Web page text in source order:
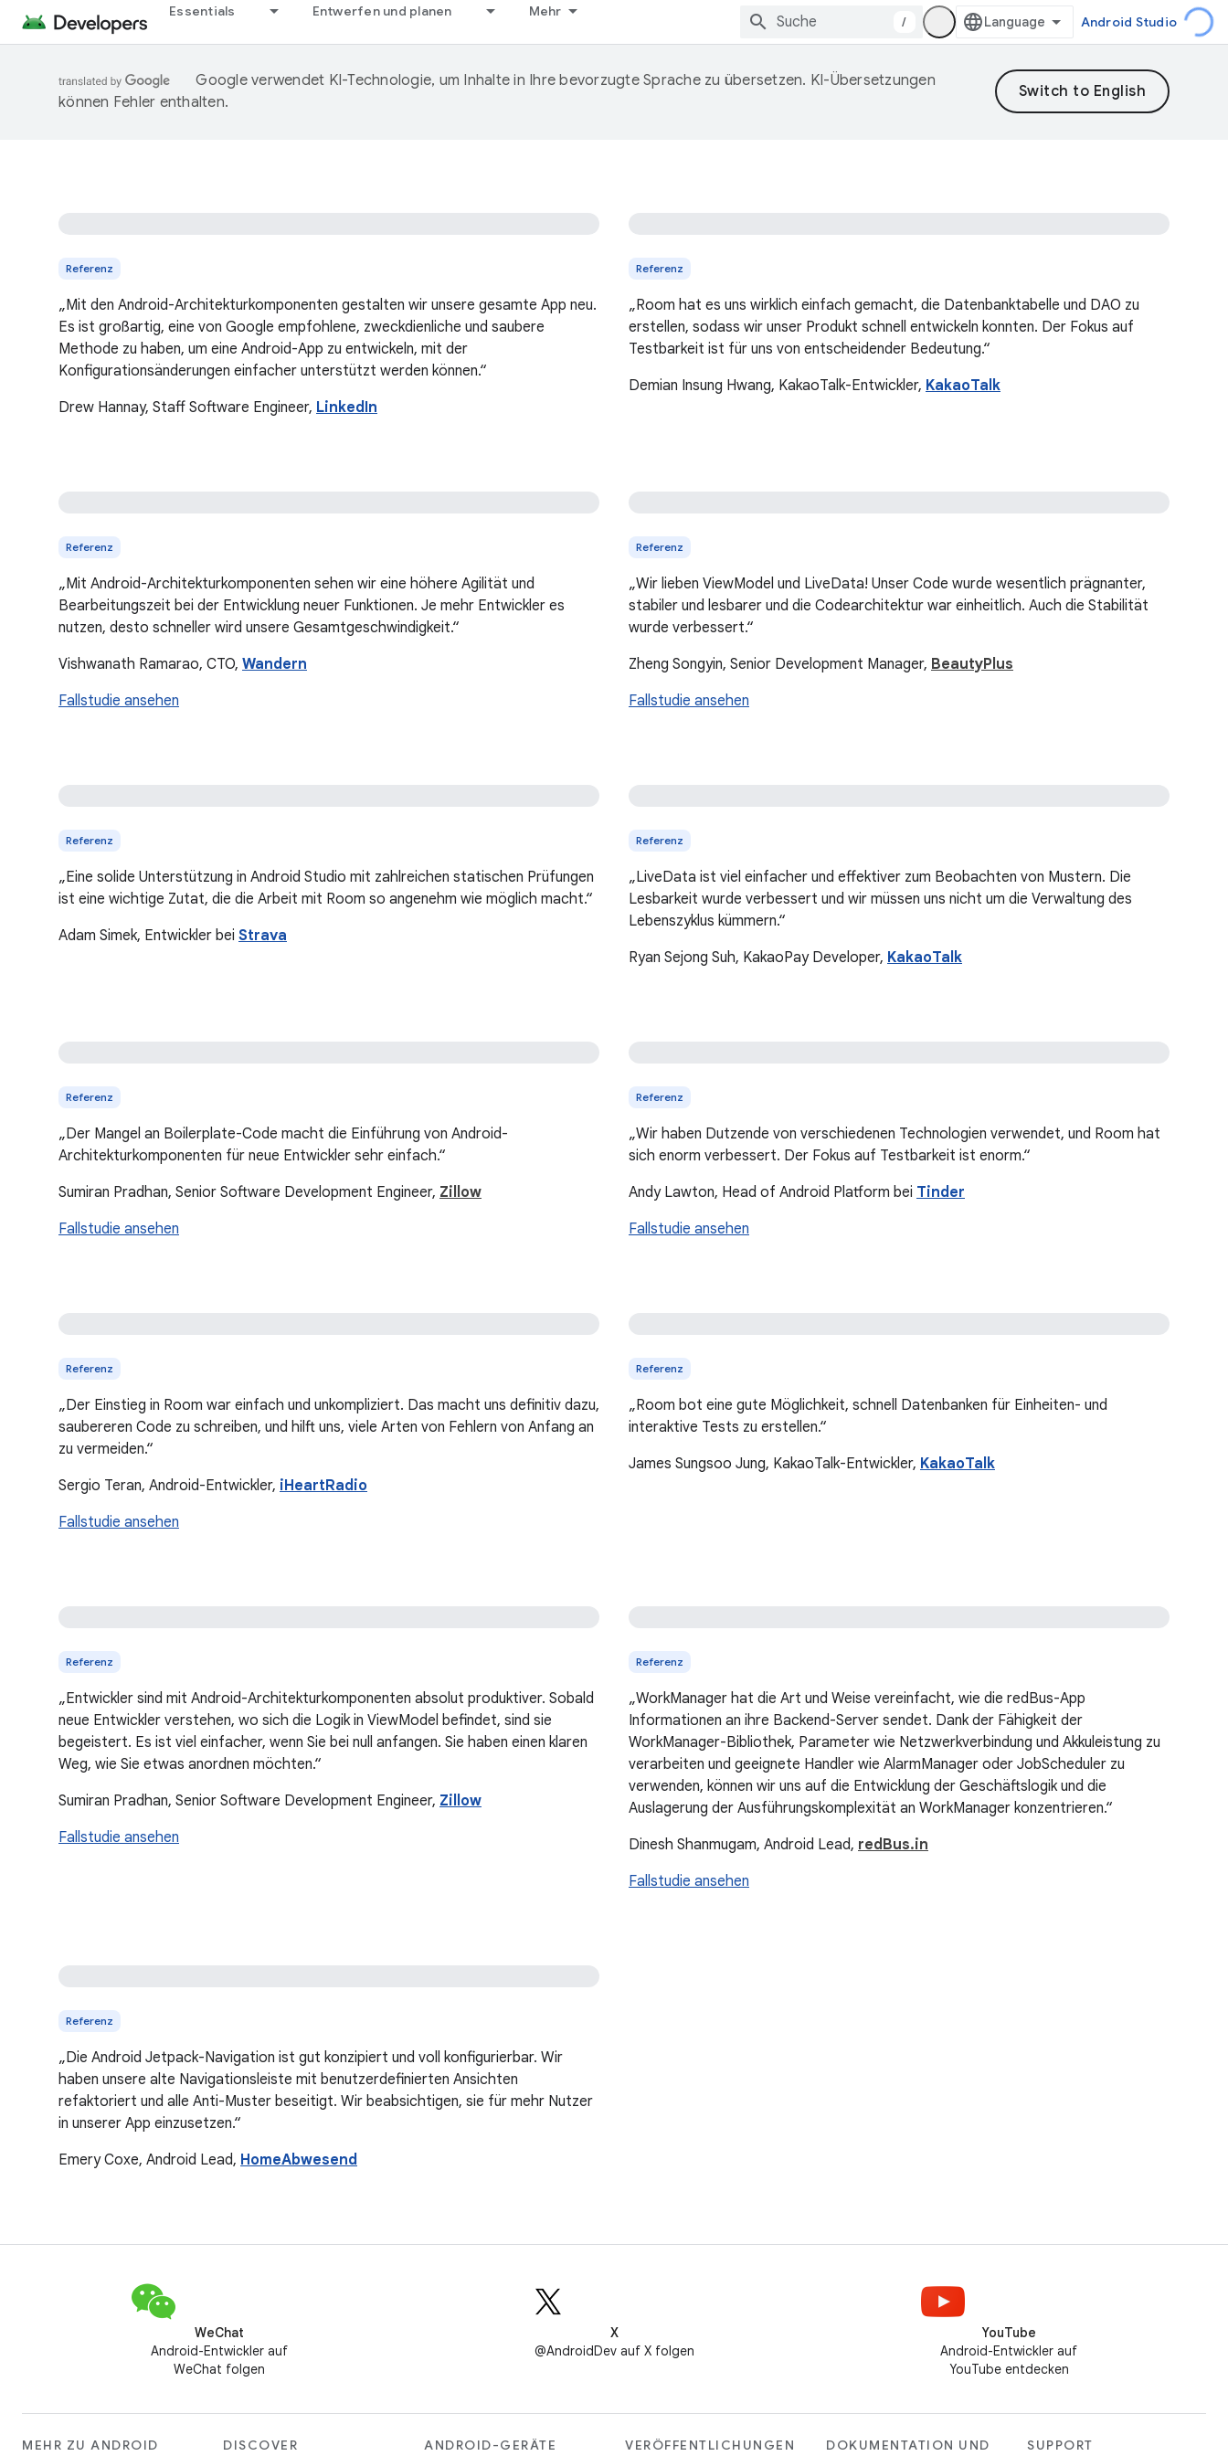
Essentials Entwerfen und planen Mehr
/ Android Studio
Google verwendet KI-Technologie, um Inhalte in Ihre bevorzugte Sprache zu übersetzen. KI-Übersetzungen
können Fehler enthalten.
Referenz
„Mit den Android-Architekturkomponenten gestalten wir unsere gesamte App neu.
Es ist großartig, eine von Google empfohlene, zweckdienliche und saubere
Methode zu haben, um eine Android-App zu entwickeln, mit der
Konfigurationsänderungen einfacher unterstützt werden können.“
Drew Hannay, Staff Software Engineer, LinkedIn
Referenz
„Room hat es uns wirklich einfach gemacht, die Datenbanktabelle und DAO zu
erstellen, sodass wir unser Produkt schnell entwickeln konnten. Der Fokus auf
Testbarkeit ist für uns von entscheidender Bedeutung.“
Demian Insung Hwang, KakaoTalk-Entwickler, KakaoTalk
Referenz
„Mit Android-Architekturkomponenten sehen wir eine höhere Agilität und
Bearbeitungszeit bei der Entwicklung neuer Funktionen. Je mehr Entwickler es
nutzen, desto schneller wird unsere Gesamtgeschwindigkeit.“
Vishwanath Ramarao, CTO, Wandern
Fallstudie ansehen
Referenz
„Wir lieben ViewModel und LiveData! Unser Code wurde wesentlich prägnanter,
stabiler und lesbarer und die Codearchitektur war einheitlich. Auch die Stabilität
wurde verbessert.“
Zheng Songyin, Senior Development Manager, BeautyPlus
Fallstudie ansehen
Referenz
„Eine solide Unterstützung in Android Studio mit zahlreichen statischen Prüfungen
ist eine wichtige Zutat, die die Arbeit mit Room so angenehm wie möglich macht.“
Adam Simek, Entwickler bei Strava
Referenz
„LiveData ist viel einfacher und effektiver zum Beobachten von Mustern. Die
Lesbarkeit wurde verbessert und wir müssen uns nicht um die Verwaltung des
Lebenszyklus kümmern.“
Ryan Sejong Suh, KakaoPay Developer, KakaoTalk
Referenz
„Der Mangel an Boilerplate-Code macht die Einführung von Android-
Architekturkomponenten für neue Entwickler sehr einfach.“
Sumiran Pradhan, Senior Software Development Engineer, Zillow
Fallstudie ansehen
Referenz
„Wir haben Dutzende von verschiedenen Technologien verwendet, und Room hat
sich enorm verbessert. Der Fokus auf Testbarkeit ist enorm.“
Andy Lawton, Head of Android Platform bei Tinder
Fallstudie ansehen
Referenz
„Der Einstieg in Room war einfach und unkompliziert. Das macht uns definitiv dazu,
saubereren Code zu schreiben, und hilft uns, viele Arten von Fehlern von Anfang an
zu vermeiden.“
Sergio Teran, Android-Entwickler, iHeartRadio
Fallstudie ansehen
Referenz
„Room bot eine gute Möglichkeit, schnell Datenbanken für Einheiten- und
interaktive Tests zu erstellen.“
James Sungsoo Jung, KakaoTalk-Entwickler, KakaoTalk
Referenz
„Entwickler sind mit Android-Architekturkomponenten absolut produktiver. Sobald
neue Entwickler verstehen, wo sich die Logik in ViewModel befindet, sind sie
begeistert. Es ist viel einfacher, wenn Sie bei null anfangen. Sie haben einen klaren
Weg, wie Sie etwas anordnen möchten.“
Sumiran Pradhan, Senior Software Development Engineer, Zillow
Fallstudie ansehen
Referenz
„WorkManager hat die Art und Weise vereinfacht, wie die redBus-App
Informationen an ihre Backend-Server sendet. Dank der Fähigkeit der
WorkManager-Bibliothek, Parameter wie Netzwerkverbindung und Akkuleistung zu
verarbeiten und geeignete Handler wie AlarmManager oder JobScheduler zu
verwenden, können wir uns auf die Entwicklung der Geschäftslogik und die
Auslagerung der Ausführungskomplexität an WorkManager konzentrieren.“
Dinesh Shanmugam, Android Lead, redBus.in
Fallstudie ansehen
Referenz
„Die Android Jetpack-Navigation ist gut konzipiert und voll konfigurierbar. Wir
haben unsere alte Navigationsleiste mit benutzerdefinierten Ansichten
refaktoriert und alle Anti-Muster beseitigt. Wir beabsichtigen, sie für mehr Nutzer
in unserer App einzusetzen.“
Emery Coxe, Android Lead, HomeAbwesend
WeChat
Android-Entwickler auf
WeChat folgen
X
@AndroidDev auf X folgen
YouTube
Android-Entwickler auf
YouTube entdecken
MEHR ZU ANDROID DISCOVER ANDROID-GERÄTE VERÖFFENTLICHUNGEN
DOKUMENTATION UND
SUPPORT